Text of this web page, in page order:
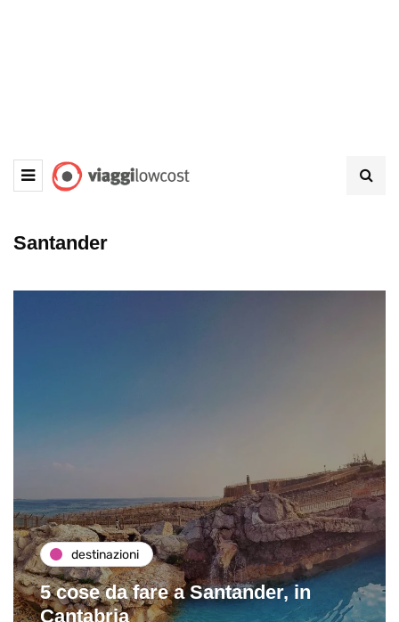
Santander
destinazioni
5 cose da fare a Santander, in
Cantabria